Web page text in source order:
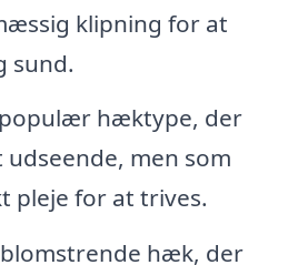
klipning for at
sund.
hæktype, der
men som
pleje for at trives.
blomstrende hæk, der